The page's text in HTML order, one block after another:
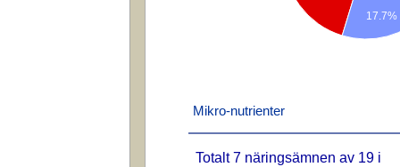
17.7%
Mikro-nutrienter
Totalt 7 näringsämnen av 19 i